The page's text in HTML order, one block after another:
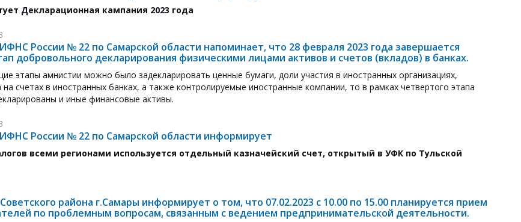
Декларационная кампания 2023 года
России № 22 по Самарской области напоминает, что 28 февраля 2023 года завершается
добровольного декларирования физическими лицами активов и счетов (вкладов) в банках.
этапы амнистии можно было задекларировать ценные бумаги, доли участия в иностранных организациях,
счетах в иностранных банках, а также контролируемые иностранные компании, то в рамках четвертого этапа
и иные финансовые активы.
России № 22 по Самарской области информирует
всеми регионами используется отдельный казначейский счет, открытый в УФК по Тульской
района г.Самары информирует о том, что 07.02.2023 с 10.00 по 15.00 планируется прием
по проблемным вопросам, связанным с ведением предпринимательской деятельности.